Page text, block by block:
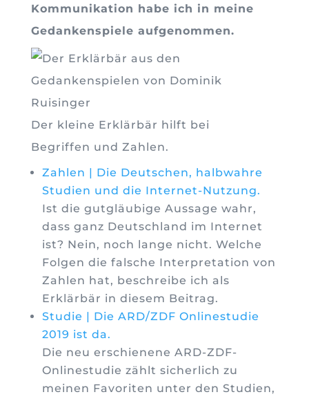
Kommunikation habe ich in meine
Gedankenspiele aufgenommen.
Der kleine Erklärbär hilft bei
Begriffen und Zahlen.
Zahlen | Die Deutschen, halbwahre
Studien und die Internet-Nutzung.
Ist die gut­gläu­bi­ge Aus­sa­ge wahr,
dass ganz Deutsch­land im Inter­net
ist? Nein, noch lange nicht. Welche
Folgen die falsche Interpretation von
Zahlen hat, beschreibe ich als
Erklärbär in diesem Beitrag.
Studie | Die ARD/ZDF Onlinestudie
2019 ist da.
Die neu erschienene ARD-ZDF-
Onlinestudie zählt sicherlich zu
meinen Favoriten unter den Studien,